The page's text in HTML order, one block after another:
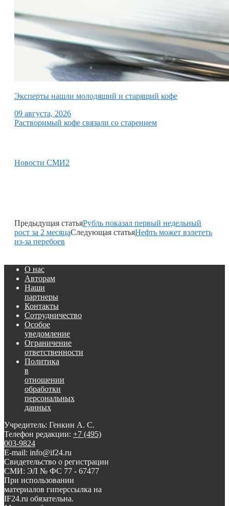
Эксперты нашли молодящий и старящий кофе
09 августа, 2026
Растворимый кофе связали со старением
Новости СМИ2
Предыдущая статьяРубль показал первый недельный
рост за 2 месяцаСледующая статьяНефть может взлететь
из-за перебоев
О нас
Авторам
Наши
партнеры
Контакты
Сотрудничество
Особое
уведомление
Ограничение
ответственности
Политика
в
отношении
обработки
персональных
данных
Учредитель: Генкин А. С.
Телефон редакции: +7 (495)
003-9824
E-mail: info@if24.ru
Свидетельство о регистрации
СМИ: ЭЛ № ФС 77 - 67477
При использовании
материалов гиперссылка на
IF24.ru обязательна.